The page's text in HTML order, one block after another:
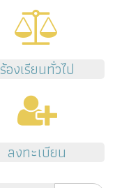
ร้องเรียนทั่วไป
ลงทะเบียน